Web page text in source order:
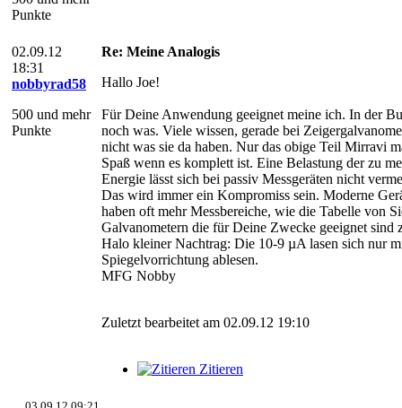
Punkte
02.09.12
18:31
nobbyrad58
500 und mehr
Punkte
Re: Meine Analogis
Hallo Joe!
Für Deine Anwendung geeignet meine ich. In der
noch was. Viele wissen, gerade bei
nicht was sie da haben. Nur das obige Teil Mirravi
Spaß wenn es komplett ist. Eine Belastung der zu
Energie lässt sich bei passiv Messgeräten nicht
Das wird immer ein Kompromiss sein. Moderne
haben oft mehr Messbereiche, wie die Tabelle von
Galvanometern die für Deine Zwecke geeignet sind
Halo kleiner Nachtrag: Die 10-9 µA lasen sich nur
Spiegelvorrichtung ablesen.
MFG Nobby
Zuletzt bearbeitet am 02.09.12 19:10
Zitieren